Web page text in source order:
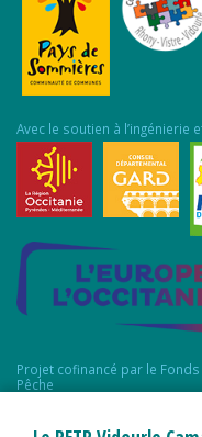
Avec le soutien à
Projet cofinancé par le
Pêche